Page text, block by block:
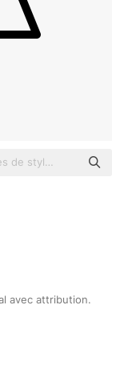
avec attribution.